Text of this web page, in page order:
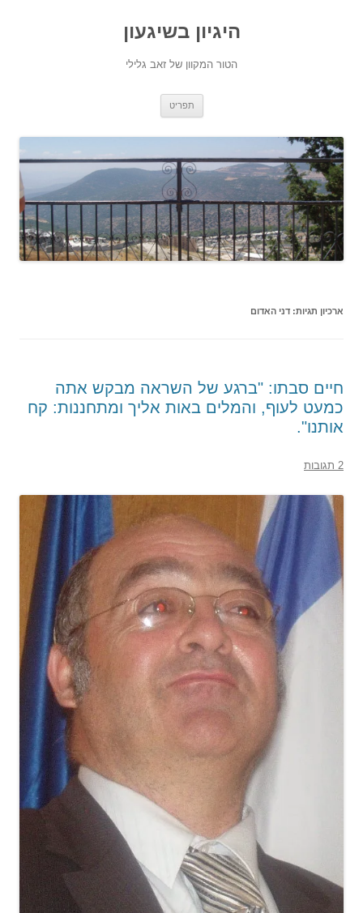
היגיון בשיגעון
הטור המקוון של זאב גלילי
תפריט
ארכיון תגיות: דני האדום
חיים סבתו: "ברגע של השראה מבקש אתה
כמעט לעוף, והמלים באות אליך ומתחננות: קח
אותנו".
2 תגובות